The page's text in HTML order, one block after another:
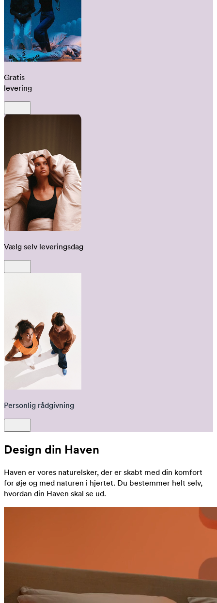
Gratis
levering
Vælg selv leveringsdag
Personlig rådgivning
Design din Haven
Haven er vores naturelsker, der er skabt med din komfort
for øje og med naturen i hjertet. Du bestemmer helt selv,
hvordan din Haven skal se ud.